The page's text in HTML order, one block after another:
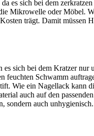
es sich bei dem
Mikrowelle oder Möbel.
trägt. Damit müssen
sich bei dem Kratzer nur
feuchten Schwamm
Wie ein Nagellack kann
auch auf den
sondern auch unhygienisch.